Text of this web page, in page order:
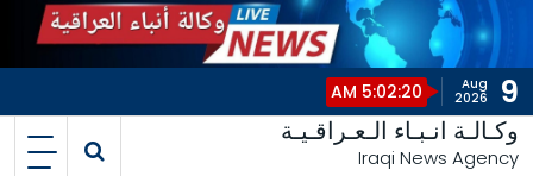
i
t
9
Aug
2026
5:02:20 AM
وكـالـة انـبـاء الـعـراقـيـة
Iraqi News Agency